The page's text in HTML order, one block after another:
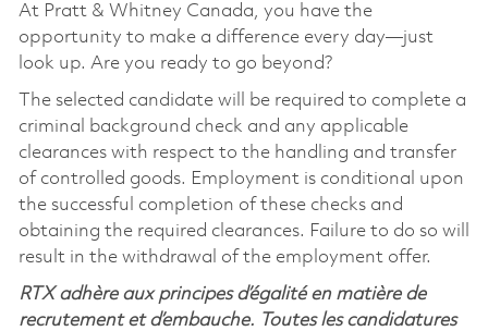
At Pratt & Whitney Canada, you have the
opportunity to make a difference every day—just
look up. Are you ready to go beyond?
The selected candidate will be required to complete a
criminal background check and any applicable
clearances with respect to the handling and transfer
of controlled goods. Employment is conditional upon
the successful completion of these checks and
obtaining the required clearances. Failure to do so will
result in the withdrawal of the employment offer.
RTX adhère aux principes d’égalité en matière de
recrutement et d’embauche. Toutes les candidatures